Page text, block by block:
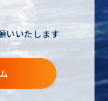
いいたします